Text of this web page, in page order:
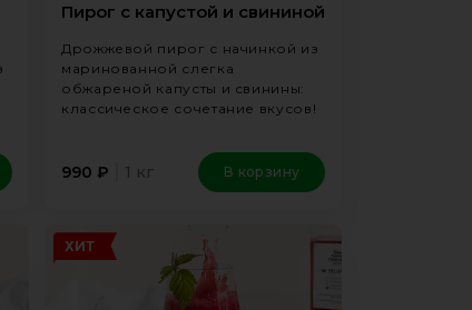
Пирог с капустой и свининой
Дрожжевой пирог с начинкой из
маринованной слегка
обжареной капусты и свинины:
классическое сочетание вкусов!
990 ₽ 1 кг В корзину
ХИТ